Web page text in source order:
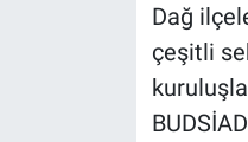
Dağ
çeşitli